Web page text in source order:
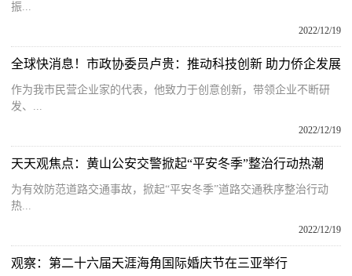
振...
2022/12/19
全球快消息！市政协委员卢贵：推动科技创新 助力侨企发展
作为我市民营企业家的代表，他致力于创意创新，带领企业不断研
发、...
2022/12/19
天天观焦点：黄山公安交警掀起“平安冬季”整治行动热潮
为有效防范道路交通事故，掀起“平安冬季”道路交通秩序整治行动
热...
2022/12/19
观察：第二十六届天涯海角国际婚庆节在三亚举行